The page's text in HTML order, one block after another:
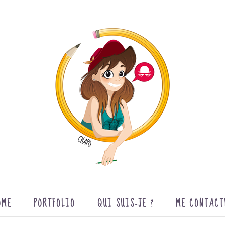
PORTFOLIO QUI SUIS-JE ? ME